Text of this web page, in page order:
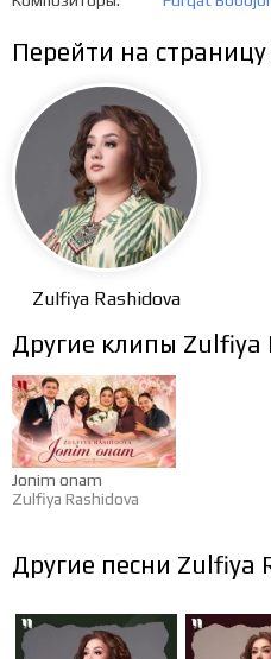
Перейти на страницу
Zulfiya Rashidova
Другие клипы Zulfiya
Jonim onam
Zulfiya Rashidova
Другие песни Zulfiya